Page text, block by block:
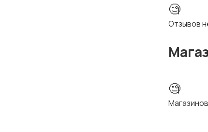
🧐
Отзывов
🧐